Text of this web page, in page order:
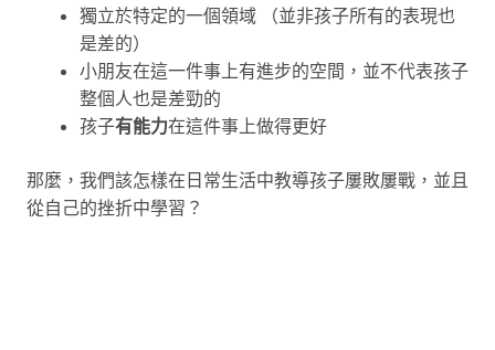
獨立於特定的一個領域 （並非孩子所有的表現也
是差的）
小朋友在這一件事上有進步的空間，並不代表孩子
整個人也是差勁的
孩子有能力在這件事上做得更好
那麼，我們該怎樣在日常生活中教導孩子屢敗屢戰，並且
從自己的挫折中學習？